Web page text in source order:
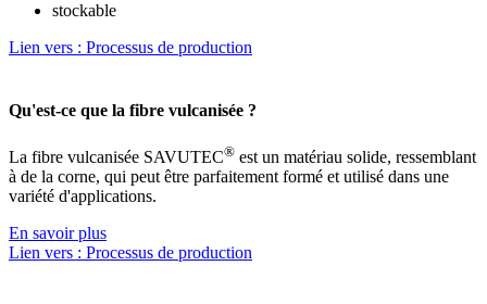
stockable
Lien vers : Processus de production
Qu'est-ce que la fibre vulcanisée ?
La fibre vulcanisée SAVUTEC® est un matériau solide, ressemblant
à de la corne, qui peut être parfaitement formé et utilisé dans une
variété d'applications.
En savoir plus
Lien vers : Processus de production